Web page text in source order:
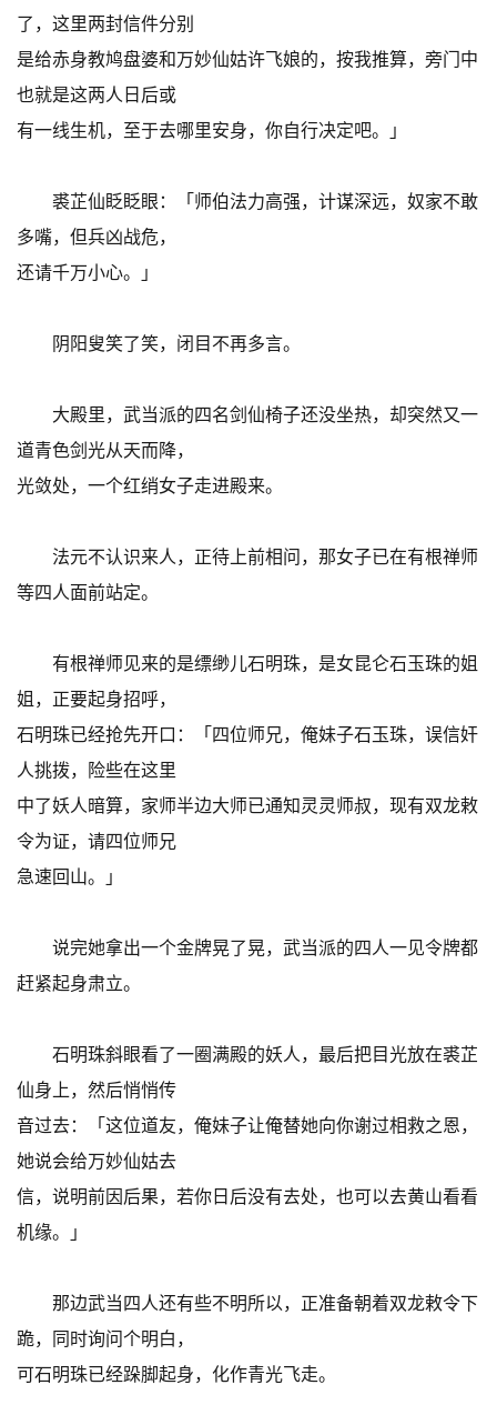
了，这里两封信件分别
是给赤身教鸠盘婆和万妙仙姑许飞娘的，按我推算，旁门中
也就是这两人日后或
有一线生机，至于去哪里安身，你自行决定吧。」
裘芷仙眨眨眼：「师伯法力高强，计谋深远，奴家不敢
多嘴，但兵凶战危，
还请千万小心。」
阴阳叟笑了笑，闭目不再多言。
大殿里，武当派的四名剑仙椅子还没坐热，却突然又一
道青色剑光从天而降，
光敛处，一个红绡女子走进殿来。
法元不认识来人，正待上前相问，那女子已在有根禅师
等四人面前站定。
有根禅师见来的是缥缈儿石明珠，是女昆仑石玉珠的姐
姐，正要起身招呼，
石明珠已经抢先开口：「四位师兄，俺妹子石玉珠，误信奸
人挑拨，险些在这里
中了妖人暗算，家师半边大师已通知灵灵师叔，现有双龙敕
令为证，请四位师兄
急速回山。」
说完她拿出一个金牌晃了晃，武当派的四人一见令牌都
赶紧起身肃立。
石明珠斜眼看了一圈满殿的妖人，最后把目光放在裘芷
仙身上，然后悄悄传
音过去：「这位道友，俺妹子让俺替她向你谢过相救之恩，
她说会给万妙仙姑去
信，说明前因后果，若你日后没有去处，也可以去黄山看看
机缘。」
那边武当四人还有些不明所以，正准备朝着双龙敕令下
跪，同时询问个明白，
可石明珠已经跺脚起身，化作青光飞走。